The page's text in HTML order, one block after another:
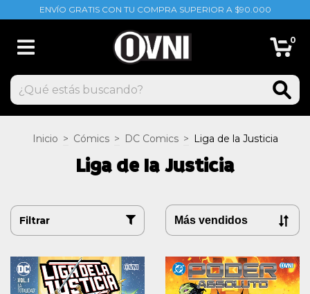
ENVÍO GRATIS CON TU COMPRA SUPERIOR A $90.000
0
Inicio > Cómics > DC Comics > Liga de la Justicia
Liga de la Justicia
Filtrar